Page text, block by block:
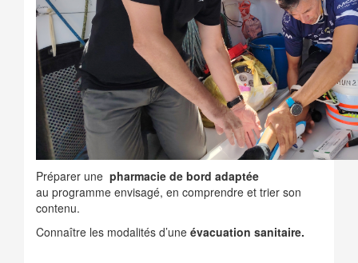
Préparer une pharmacie de bord adaptée
au programme envisagé, en comprendre et trier son
contenu.
Connaître les modalités d’une évacuation sanitaire.